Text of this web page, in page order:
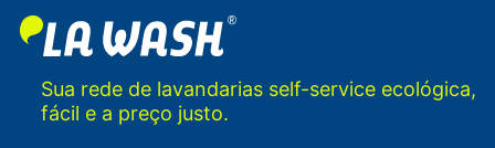
Sua rede de lavandarias self-service ecológica,
fácil e a preço justo.